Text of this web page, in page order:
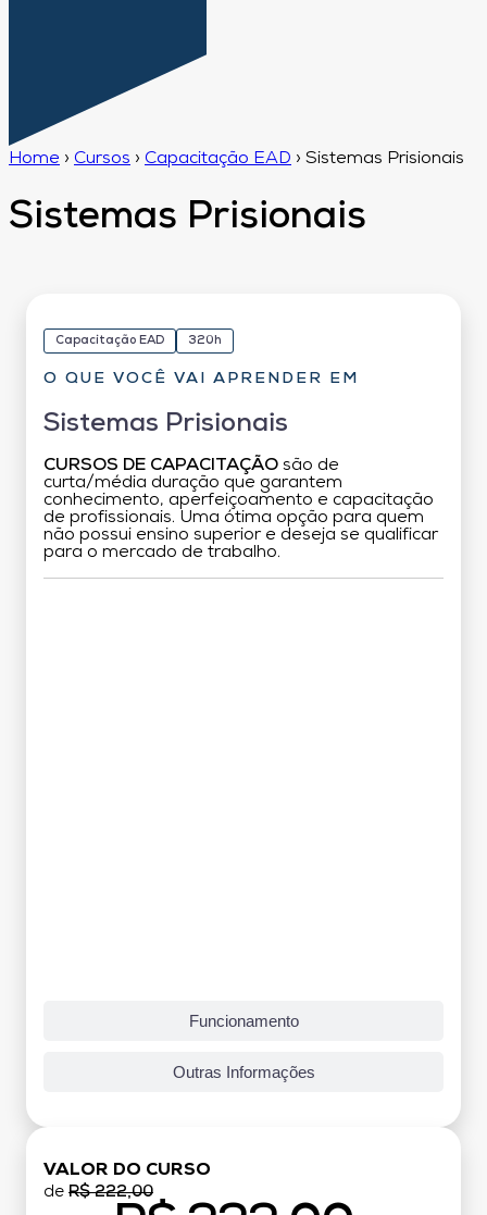
Home › Cursos › Capacitação EAD › Sistemas Prisionais
Sistemas Prisionais
Capacitação EAD 320h
O QUE VOCÊ VAI APRENDER EM
Sistemas Prisionais
CURSOS DE CAPACITAÇÃO são de
curta/média duração que garantem
conhecimento, aperfeiçoamento e capacitação
de profissionais. Uma ótima opção para quem
não possui ensino superior e deseja se qualificar
para o mercado de trabalho.
Funcionamento
Outras Informações
VALOR DO CURSO
de R$ 222,00